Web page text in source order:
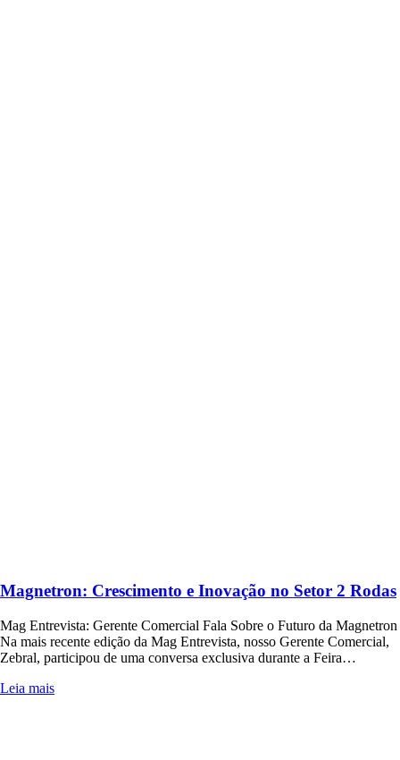
Magnetron: Crescimento e Inovação no Setor 2 Rodas
Mag Entrevista: Gerente Comercial Fala Sobre o Futuro da Magnetron
Na mais recente edição da Mag Entrevista, nosso Gerente Comercial,
Zebral, participou de uma conversa exclusiva durante a Feira…
Leia mais